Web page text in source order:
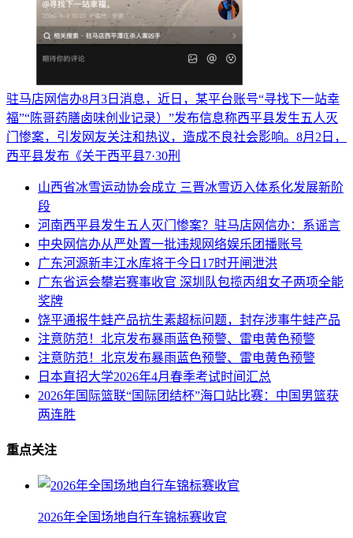
驻马店网信办8月3日消息，近日，某平台账号“寻找下一站幸
福”“陈哥药膳卤味创业记录）”发布信息称西平县发生五人灭
门惨案，引发网友关注和热议，造成不良社会影响。8月2日，
西平县发布《关于西平县7·30刑
山西省冰雪运动协会成立 三晋冰雪迈入体系化发展新阶
段
河南西平县发生五人灭门惨案？驻马店网信办：系谣言
中央网信办从严处置一批违规网络娱乐团播账号
广东河源新丰江水库将于今日17时开闸泄洪
广东省运会攀岩赛事收官 深圳队包揽丙组女子两项全能
奖牌
饶平通报牛蛙产品抗生素超标问题，封存涉事牛蛙产品
注意防范！北京发布暴雨蓝色预警、雷电黄色预警
注意防范！北京发布暴雨蓝色预警、雷电黄色预警
日本直招大学2026年4月春季考试时间汇总
2026年国际篮联“国际团结杯”海口站比赛：中国男篮获
两连胜
重点关注
2026年全国场地自行车锦标赛收官